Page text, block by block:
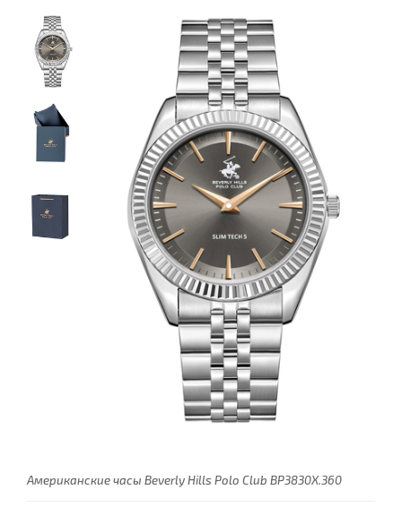
Американские часы Beverly Hills Polo Club BP3830X.360